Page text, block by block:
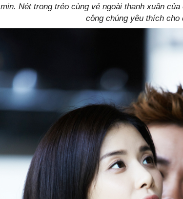
mịn. Nét trong trẻo cùng vẻ ngoài thanh xuân
công chúng yêu thích cho